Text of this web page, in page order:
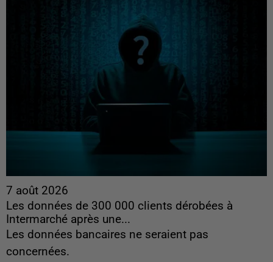
7 août 2026
Les données de 300 000 clients dérobées à
Intermarché après une...
Les données bancaires ne seraient pas
concernées.